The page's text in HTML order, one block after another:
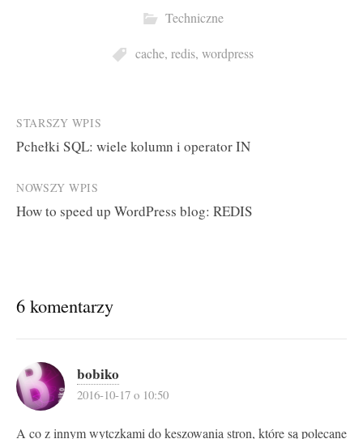
Techniczne
cache, redis, wordpress
Post
navigation
STARSZY WPIS
Pchełki SQL: wiele kolumn i operator IN
NOWSZY WPIS
How to speed up WordPress blog: REDIS
6 komentarzy
bobiko
2016-10-17 o 10:50
A co z innym wytczkami do keszowania stron, które są polecane